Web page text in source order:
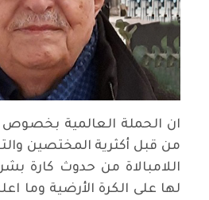
ان الحملة العالمية بخصوص
من قبل أكثرية المختصين
اللامبالاة من حدوث كارة
لها على الكرة الأرضية وما